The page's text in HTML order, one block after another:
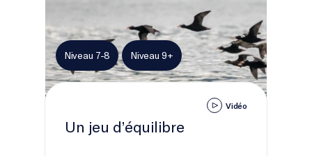
Niveau 7-8 Niveau 9+
Vidéo
Un jeu d’équilibre